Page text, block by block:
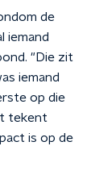
de
iemand
"Die zit
iemand
op die
tekent
is op de